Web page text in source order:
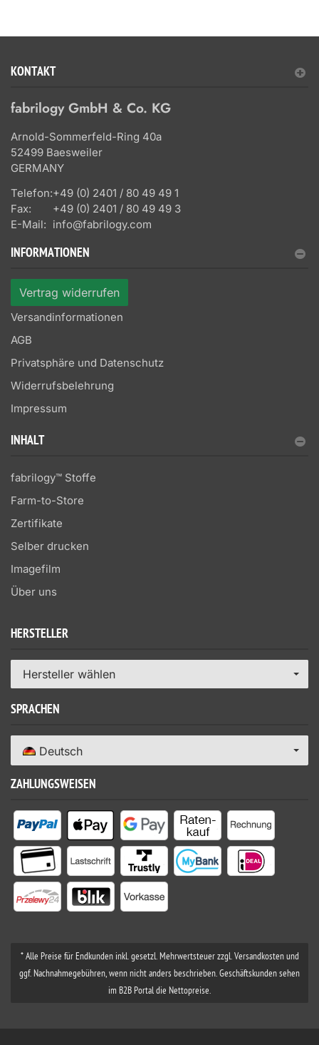
KONTAKT
fabrilogy GmbH & Co. KG
Arnold-Sommerfeld-Ring 40a
52499 Baesweiler
GERMANY
Telefon:+49 (0) 2401 / 80 49 49 1
Fax:
+49 (0) 2401 / 80 49 49 3
E-Mail: info@fabrilogy.com
INFORMATIONEN
Vertrag widerrufen
Versandinformationen
AGB
Privatsphäre und Datenschutz
Widerrufsbelehrung
Impressum
INHALT
fabrilogy™ Stoffe
Farm-to-Store
Zertifikate
Selber drucken
Imagefilm
Über uns
HERSTELLER
Hersteller wählen
SPRACHEN
Deutsch
ZAHLUNGSWEISEN
* Alle Preise für Endkunden inkl. gesetzl. Mehrwertsteuer zzgl. Versandkosten und
ggf. Nachnahmegebühren, wenn nicht anders beschrieben. Geschäftskunden sehen
im B2B Portal die Nettopreise.